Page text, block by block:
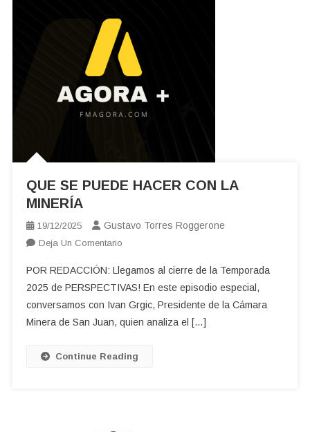
QUE SE PUEDE HACER CON LA
MINERÍA
19/12/2025 Gustavo Torres Roggerone
Deja Un ComentarioEn
SE
PUEDE
HACER
CON
MINERÍA
POR REDACCIÓN: Llegamos al cierre de la Temporada
2025 de PERSPECTIVAS! En este episodio especial,
conversamos con Ivan Grgic, Presidente de la Cámara
Minera de San Juan, quien analiza el […]
Continue Reading